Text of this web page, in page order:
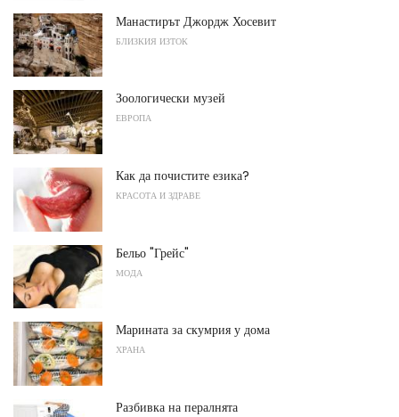
Манастирът Джордж Хосевит
БЛИЗКИЯ ИЗТОК
Зоологически музей
ЕВРОПА
Как да почистите езика?
КРАСОТА И ЗДРАВЕ
Бельо "Грейс"
МОДА
Марината за скумрия у дома
ХРАНА
Разбивка на пералнята